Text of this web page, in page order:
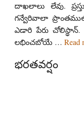
దాఖలాలు లేవు.
గన్వేరివాలా
ఎడారి పేరు చోలిస్థాన్.
లభించబోయే … Read
భరతవర్షం